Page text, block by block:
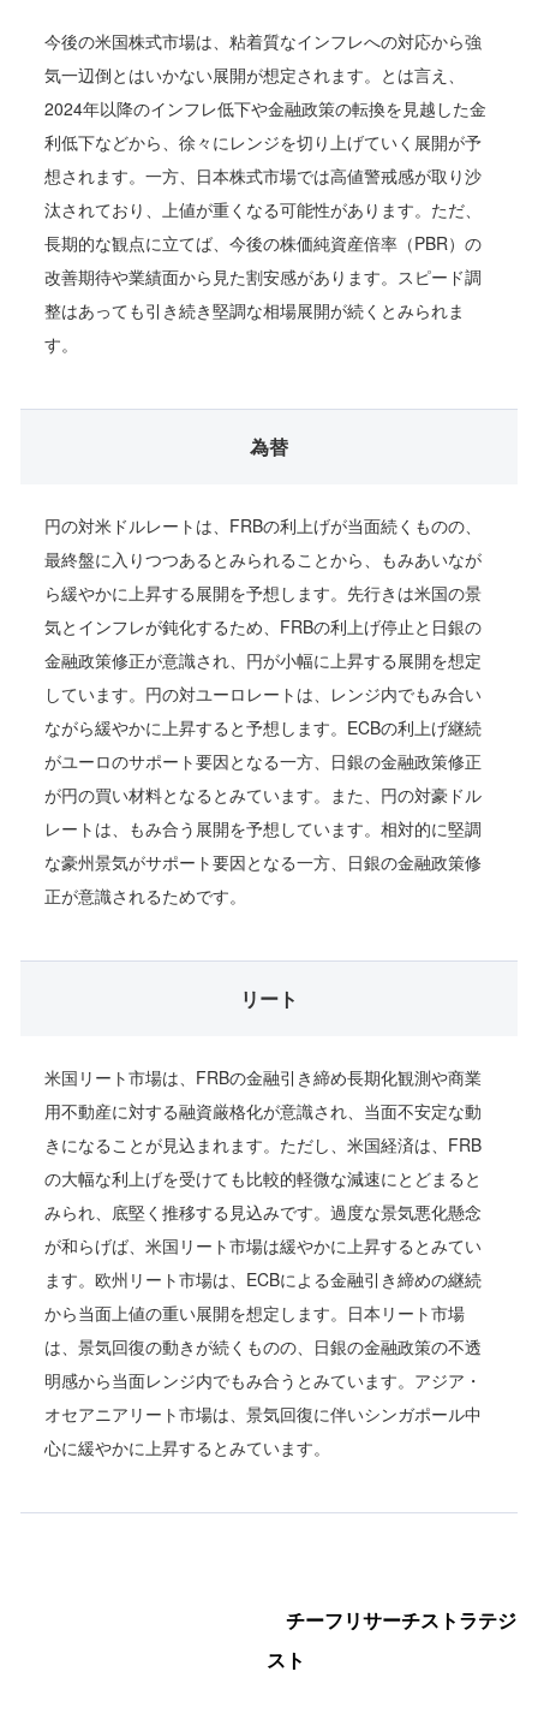
今後の米国株式市場は、粘着質なインフレへの対応から強
気一辺倒とはいかない展開が想定されます。とは言え、
2024年以降のインフレ低下や金融政策の転換を見越した金
利低下などから、徐々にレンジを切り上げていく展開が予
想されます。一方、日本株式市場では高値警戒感が取り沙
汰されており、上値が重くなる可能性があります。ただ、
長期的な観点に立てば、今後の株価純資産倍率（PBR）の
改善期待や業績面から見た割安感があります。スピード調
整はあっても引き続き堅調な相場展開が続くとみられま
す。
為替
円の対米ドルレートは、FRBの利上げが当面続くものの、
最終盤に入りつつあるとみられることから、もみあいなが
ら緩やかに上昇する展開を予想します。先行きは米国の景
気とインフレが鈍化するため、FRBの利上げ停止と日銀の
金融政策修正が意識され、円が小幅に上昇する展開を想定
しています。円の対ユーロレートは、レンジ内でもみ合い
ながら緩やかに上昇すると予想します。ECBの利上げ継続
がユーロのサポート要因となる一方、日銀の金融政策修正
が円の買い材料となるとみています。また、円の対豪ドル
レートは、もみ合う展開を予想しています。相対的に堅調
な豪州景気がサポート要因となる一方、日銀の金融政策修
正が意識されるためです。
リート
米国リート市場は、FRBの金融引き締め長期化観測や商業
用不動産に対する融資厳格化が意識され、当面不安定な動
きになることが見込まれます。ただし、米国経済は、FRB
の大幅な利上げを受けても比較的軽微な減速にとどまると
みられ、底堅く推移する見込みです。過度な景気悪化懸念
が和らげば、米国リート市場は緩やかに上昇するとみてい
ます。欧州リート市場は、ECBによる金融引き締めの継続
から当面上値の重い展開を想定します。日本リート市場
は、景気回復の動きが続くものの、日銀の金融政策の不透
明感から当面レンジ内でもみ合うとみています。アジア・
オセアニアリート市場は、景気回復に伴いシンガポール中
心に緩やかに上昇するとみています。
チーフリサーチストラテジ
スト